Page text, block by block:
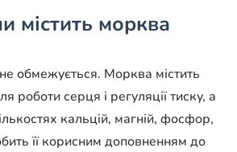
містить морква
обмежується. Морква містить
роботи серця і регуляції тиску, а
кальцій, магній, фосфор,
її корисним доповненням до